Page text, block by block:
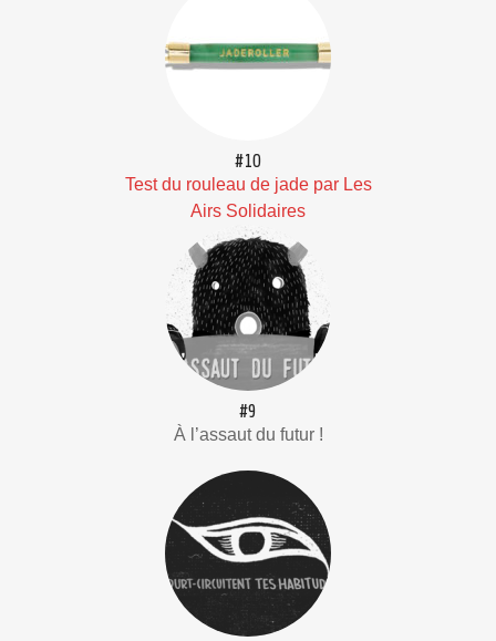
#10
Test du rouleau de jade par Les
Airs Solidaires
#9
À l’assaut du futur !